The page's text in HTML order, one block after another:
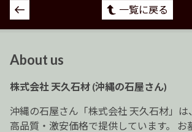
投
稿
ゲ
ー
シ
ョ
ン
一覧に戻る
About us
株式会社 天久石材 (沖縄の石屋さん)
沖縄の石屋さん「株式会社 天久石材」は
高品質・激安価格で提供しています。 お